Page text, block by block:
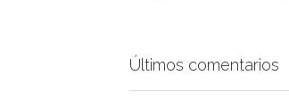
Últimos comentarios